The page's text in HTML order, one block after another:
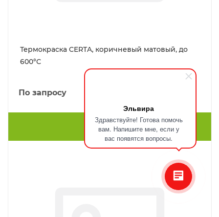
Эльвира
Здравствуйте! Готова помочь
вам. Напишите мне, если у
вас появятся вопросы.
Термокраска CERTA, коричневый матовый, до
600°С
По запросу
ПОДРОБНЕЕ